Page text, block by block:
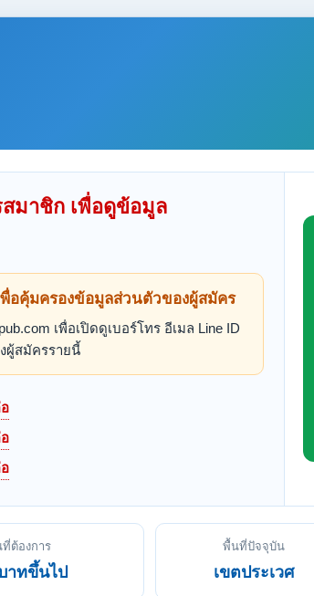
มาชิก เพื่อดูข้อมูล
อคุ้มครองข้อมูลส่วนตัวของผู้สมัคร
เพื่อเปิดดูเบอร์โทร อีเมล Line ID
ผู้สมัครรายนี้
ที่ต้องการ
าทขึ้นไป
พื้นที่ปัจจุบัน
เขตประเวศ